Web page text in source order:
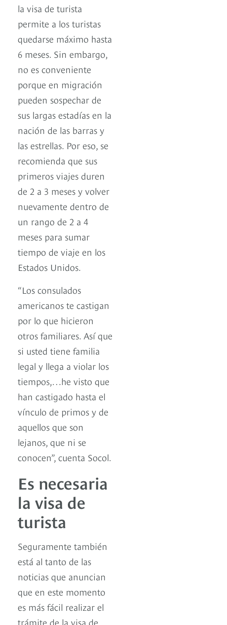
la visa de turista
permite a los turistas
quedarse máximo hasta
6 meses. Sin embargo,
no es conveniente
porque en migración
pueden sospechar de
sus largas estadías en la
nación de las barras y
las estrellas. Por eso, se
recomienda que sus
primeros viajes duren
de 2 a 3 meses y volver
nuevamente dentro de
un rango de 2 a 4
meses para sumar
tiempo de viaje en los
Estados Unidos.
“Los consulados
americanos te castigan
por lo que hicieron
otros familiares. Así que
si usted tiene familia
legal y llega a violar los
tiempos,…he visto que
han castigado hasta el
vínculo de primos y de
aquellos que son
lejanos, que ni se
conocen”, cuenta Socol.
Es necesaria
la visa de
turista
Seguramente también
está al tanto de las
noticias que anuncian
que en este momento
es más fácil realizar el
trámite de la visa de